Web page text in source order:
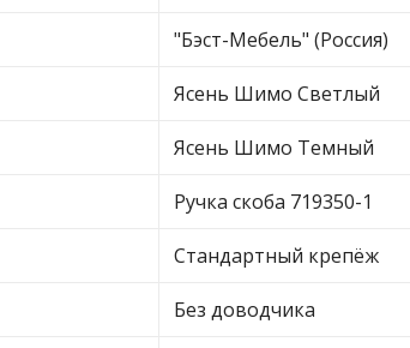
"Бэст-Мебель" (Россия)
Ясень Шимо Светлый
Ясень Шимо Темный
Ручка скоба 719350-1
Стандартный крепёж
Без доводчика